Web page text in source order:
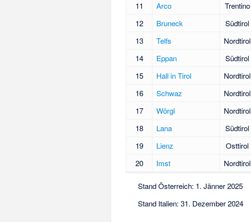
11
Arco Trentino
12
Bruneck Südtirol
13
Telfs Nordtirol
14
Eppan Südtirol
15
Hall in Tirol Nordtirol
16
Schwaz Nordtirol
17
Wörgl Nordtirol
18
Lana Südtirol
19
Lienz Osttirol
20
Imst Nordtirol
Stand Österreich: 1. Jänner 2025
Stand Italien: 31. Dezember 2024